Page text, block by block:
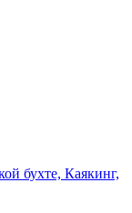
бухте, Каякинг,